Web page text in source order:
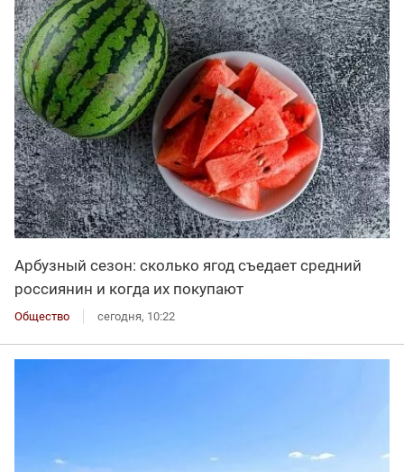
Арбузный сезон: сколько ягод съедает средний
россиянин и когда их покупают
Общество сегодня, 10:22